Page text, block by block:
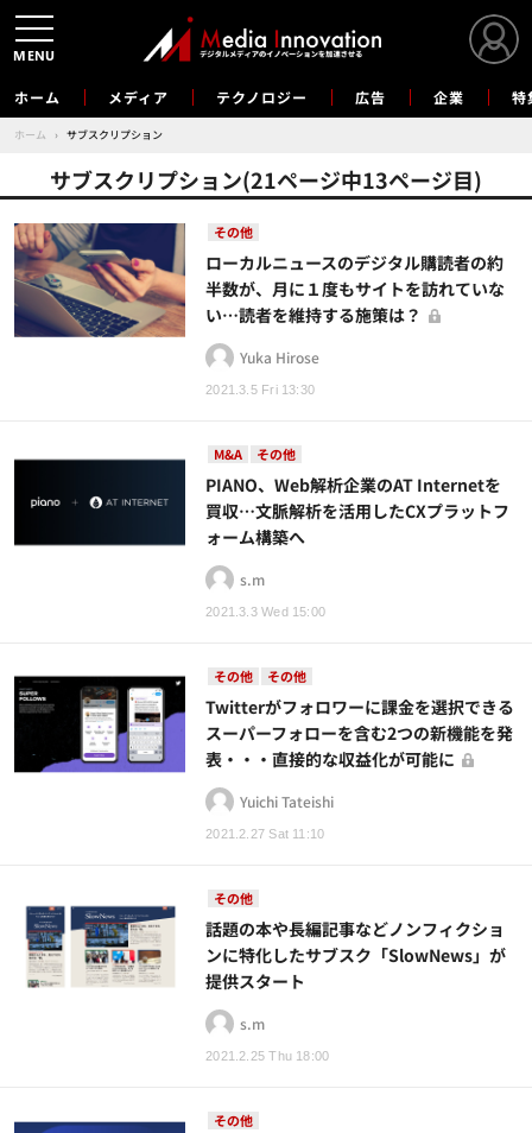
ホーム メディア テクノロジー 広告 企業 特
ホーム › サブスクリプション
サブスクリプション(21ページ中13ページ目)
その他
2021.3.5 Fri 13:30
ローカルニュースのデジタル購読者の約
半数が、月に１度もサイトを訪れていな
い…読者を維持する施策は？
Yuka Hirose
M&A その他
2021.3.3 Wed 15:00
PIANO、Web解析企業のAT Internetを
買収…文脈解析を活用したCXプラットフ
ォーム構築へ
s.m
その他 その他
2021.2.27 Sat 11:10
Twitterがフォロワーに課金を選択できる
スーパーフォローを含む2つの新機能を発
表・・・直接的な収益化が可能に
Yuichi Tateishi
その他
2021.2.25 Thu 18:00
話題の本や長編記事などノンフィクショ
ンに特化したサブスク「SlowNews」が
提供スタート
s.m
その他
MENU